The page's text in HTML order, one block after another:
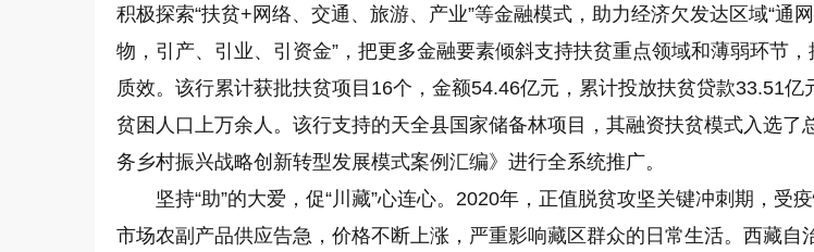
积极探索“扶贫+网络、交通、旅游、产业”等金融模式，助力经济欠发达区域“通
物，引产、引业、引资金”，把更多金融要素倾斜支持扶贫重点领域和薄弱环节
质效。该行累计获批扶贫项目16个，金额54.46亿元，累计投放扶贫贷款33.51亿
贫困人口上万余人。该行支持的天全县国家储备林项目，其融资扶贫模式入选了
务乡村振兴战略创新转型发展模式案例汇编》进行全系统推广。
坚持“助”的大爱，促“川藏”心连心。2020年，正值脱贫攻坚关键冲刺期，受
市场农副产品供应告急，价格不断上涨，严重影响藏区群众的日常生活。西藏自